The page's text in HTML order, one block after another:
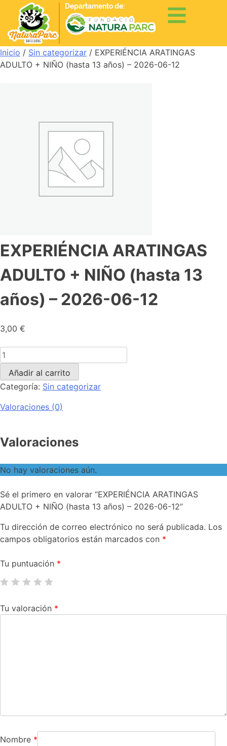
Departamento de:
Inicio / Sin categorizar / EXPERIÉNCIA ARATINGAS
ADULTO + NIÑO (hasta 13 años) – 2026-06-12
EXPERIÉNCIA ARATINGAS
ADULTO + NIÑO (hasta 13
años) – 2026-06-12
3,00 €
Añadir al carrito
Categoría: Sin categorizar
Valoraciones (0)
Valoraciones
No hay valoraciones aún.
Sé el primero en valorar “EXPERIÉNCIA ARATINGAS
ADULTO + NIÑO (hasta 13 años) – 2026-06-12”
Tu dirección de correo electrónico no será publicada. Los
campos obligatorios están marcados con *
Tu puntuación *
Tu valoración *
Nombre *